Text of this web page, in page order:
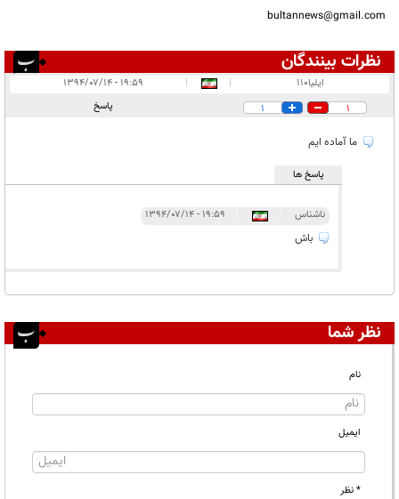
bultannews@gmail.com
نظرات بینندگان
در انتظار بررسی:
ایلیا110 |
|
۱۹:۵۹ - ۱۳۹۴/۰۷/۱۴
1
1 پاسخ
ما آماده ایم
پاسخ ها
ناشناس ۱۹:۵۹ - ۱۳۹۴/۰۷/۱۴
باش
نظر شما
نام
ایمیل
* نظر